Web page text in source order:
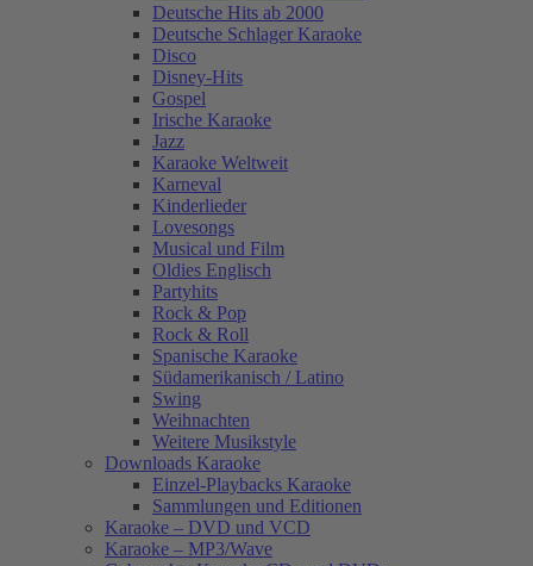
Deutsche Hits ab 2000
Deutsche Schlager Karaoke
Disco
Disney-Hits
Gospel
Irische Karaoke
Jazz
Karaoke Weltweit
Karneval
Kinderlieder
Lovesongs
Musical und Film
Oldies Englisch
Partyhits
Rock & Pop
Rock & Roll
Spanische Karaoke
Südamerikanisch / Latino
Swing
Weihnachten
Weitere Musikstyle
Downloads Karaoke
Einzel-Playbacks Karaoke
Sammlungen und Editionen
Karaoke – DVD und VCD
Karaoke – MP3/Wave